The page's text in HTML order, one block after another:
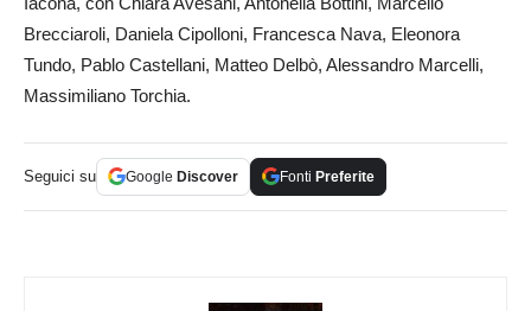
Brecciaroli, Daniela Cipolloni, Francesca Nava, Eleonora
Tundo, Pablo Castellani, Matteo Delbò, Alessandro Marcelli,
Massimiliano Torchia.
Seguici su Google Discover Fonti Preferite